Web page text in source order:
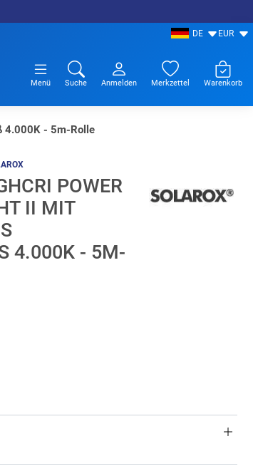
DE EUR
Menü Suche Anmelden Merkzettel Warenkorb
4.000K - 5m-Rolle
POWER
II MIT
4.000K - 5M-R